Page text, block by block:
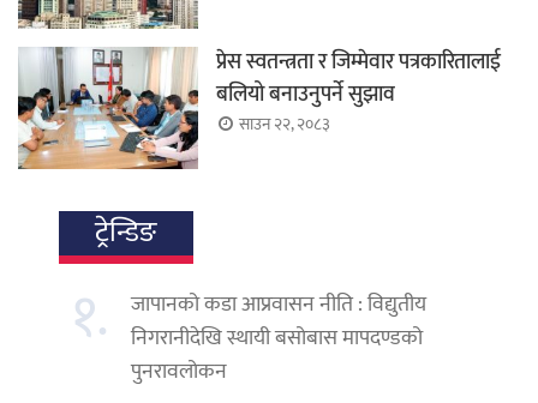
प्रेस स्वतन्त्रता र जिम्मेवार पत्रकारितालाई
बलियो बनाउनुपर्ने सुझाव
साउन २२, २०८३
ट्रेन्डिङ
१.
जापानको कडा आप्रवासन नीति : विद्युतीय
निगरानीदेखि स्थायी बसोबास मापदण्डको
पुनरावलोकन